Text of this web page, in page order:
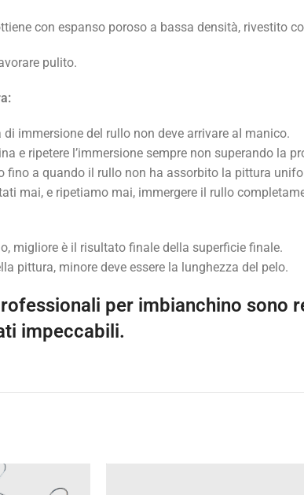
con espanso poroso a bassa densità, rivestito
pulito.
immersione del rullo non deve arrivare aI manico.
e ripetere l’immersione sempre non superando la
fino a quando il rullo non ha assorbito la pittura
mai, e ripetiamo mai, immergere il rullo
migliore è il risultato finale della superficie finale.
pittura, minore deve essere la lunghezza del pelo.
per imbianchino sono
impeccabili.